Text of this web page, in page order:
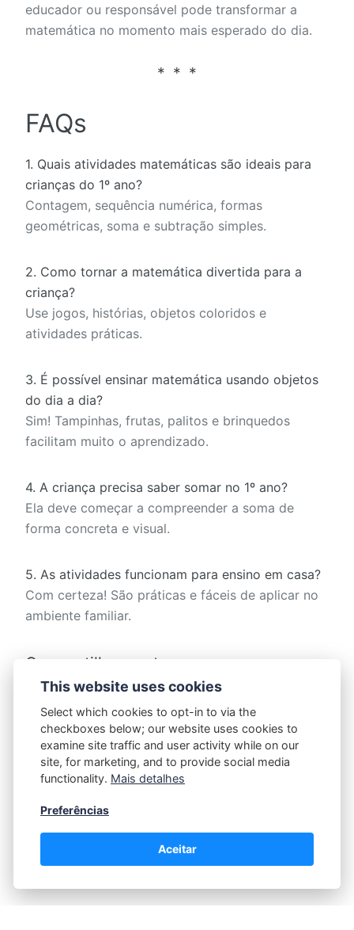
educador ou responsável pode transformar a
matemática no momento mais esperado do dia.
FAQs
1. Quais atividades matemáticas são ideais para
crianças do 1º ano?
Contagem, sequência numérica, formas
geométricas, soma e subtração simples.
2. Como tornar a matemática divertida para a
criança?
Use jogos, histórias, objetos coloridos e
atividades práticas.
3. É possível ensinar matemática usando objetos
do dia a dia?
Sim! Tampinhas, frutas, palitos e brinquedos
facilitam muito o aprendizado.
4. A criança precisa saber somar no 1º ano?
Ela deve começar a compreender a soma de
forma concreta e visual.
5. As atividades funcionam para ensino em casa?
Com certeza! São práticas e fáceis de aplicar no
ambiente familiar.
Compartilhar postagem:
Prof Helena
This website uses cookies
Select which cookies to opt-in to via the
checkboxes below; our website uses cookies to
examine site traffic and user activity while on our
site, for marketing, and to provide social media
functionality. Mais detalhes
Preferências
Aceitar